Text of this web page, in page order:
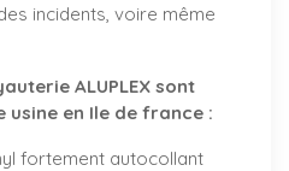
incidents, voire même
ALUPLEX sont
en Ile de france :
fortement autocollant